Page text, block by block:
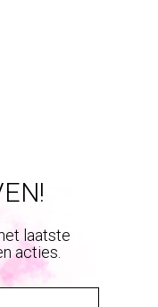
laatste
acties.